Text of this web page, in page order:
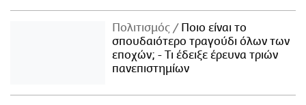
Πολιτισμός
Ποιο είναι το
σπουδαιότερο τραγούδι όλων των
εποχών; - Τι έδειξε έρευνα τριών
πανεπιστημίων